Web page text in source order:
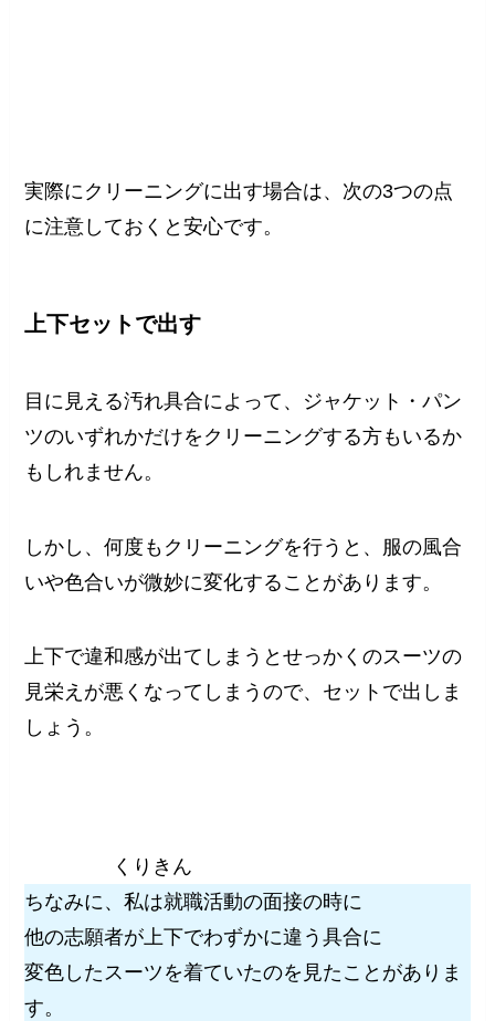
実際にクリーニングに出す場合は、次の3つの点
に注意しておくと安心です。
上下セットで出す
目に見える汚れ具合によって、ジャケット・パン
ツのいずれかだけをクリーニングする方もいるか
もしれません。
しかし、何度もクリーニングを行うと、服の風合
いや色合いが微妙に変化することがあります。
上下で違和感が出てしまうとせっかくのスーツの
見栄えが悪くなってしまうので、セットで出しま
しょう。
くりきん
ちなみに、私は就職活動の面接の時に
他の志願者が上下でわずかに違う具合に
変色したスーツを着ていたのを見たことがありま
す。